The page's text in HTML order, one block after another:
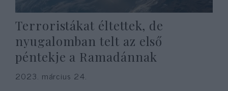
Terroristákat éltettek, de
nyugalomban telt az első
péntekje a Ramadánnak
2023. március 24.